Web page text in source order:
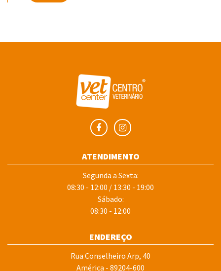
ATENDIMENTO
Segunda a Sexta:
08:30 - 12:00 / 13:30 - 19:00
Sábado:
08:30 - 12:00
ENDEREÇO
Rua Conselheiro Arp, 40
América - 89204-600